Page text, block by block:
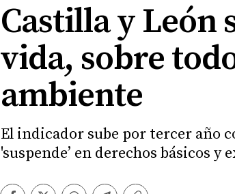
Castilla y León
vida, sobre
ambiente
El indicador sube por tercer año
'suspende’ en derechos básicos y